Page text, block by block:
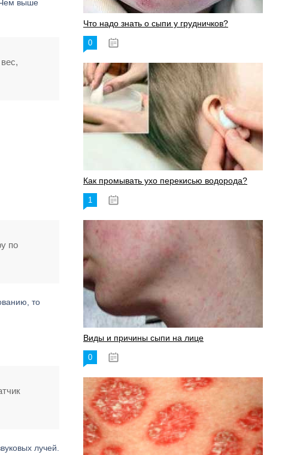
Чем выше
по
то
лучей.
Что надо знать о сыпи у грудничков?
0
Как промывать ухо перекисью водорода?
1
Виды и причины сыпи на лице
0